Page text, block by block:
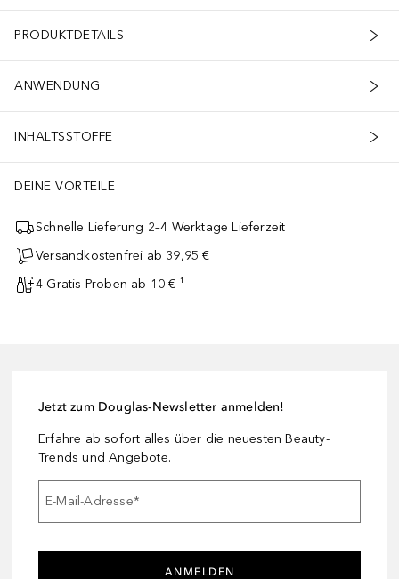
PRODUKTDETAILS
ANWENDUNG
INHALTSSTOFFE
DEINE VORTEILE
Schnelle Lieferung 2–4 Werktage Lieferzeit
Versandkostenfrei ab 39,95 €
4 Gratis-Proben ab 10 € ¹
Jetzt zum Douglas-Newsletter anmelden!
Erfahre ab sofort alles über die neuesten Beauty-
Trends und Angebote.
E-Mail-Adresse*
ANMELDEN